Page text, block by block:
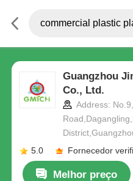
Guangzhou
Co., Ltd.
Address:
5.0
Fornecedor
Melhor preço